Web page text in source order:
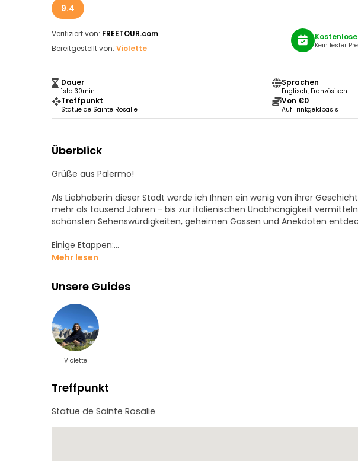
9.4
Verifiziert von: FREETOUR.com
Bereitgestellt von: Violette
Dauer
1std 30min
Sprachen
Englisch, Französisch
Treffpunkt
Statue de Sainte Rosalie
Von €0
Auf Trinkgeldbasis
Kein fester
Überblick
Grüße aus Palermo!
Als Liebhaberin dieser Stadt werde ich Ihnen ein wenig von ihrer
mehr als tausend Jahren - bis zur italienischen Unabhängigkeit
schönsten Sehenswürdigkeiten, geheimen Gassen und Anekdoten
Einige Etappen:
- Der Ballarò-Markt
- Die Chiesa del Gesù
- Die Chiesa della Martorana
- Die Piazza Pretoria
- Quattro Canti
- Das hebräische Viertel und die Kalsa
- Piazza Marina
Sie Palermo lieben und auf andere Weise entdecken!
Mehr lesen
Unsere Guides
Violette
Treffpunkt
Statue de Sainte Rosalie